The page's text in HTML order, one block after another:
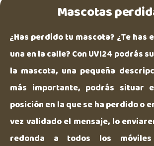
Mascotas
¿Has perdido tu mascota? ¿Te has
una en la calle? Con UVI24 podrás
la mascota, una pequeña
más importante, podrás situar
posición en la que se ha perdido o
vez validado el mensaje, lo
redonda a todos los